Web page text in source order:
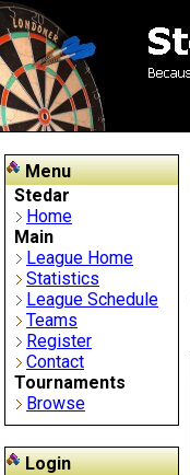
Menu
Stedar
Home
Main
League Home
Statistics
League Schedule
Teams
Register
Contact
Tournaments
Browse
Login